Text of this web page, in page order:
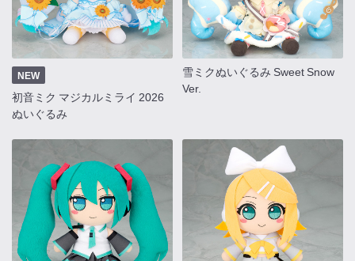
NEW
初音ミク マジカルミライ 2026
ぬいぐるみ
雪ミクぬいぐるみ Sweet Snow
Ver.